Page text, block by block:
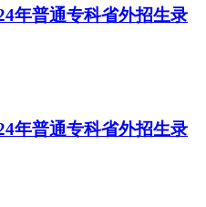
年普通专科省外招生录
年普通专科省外招生录